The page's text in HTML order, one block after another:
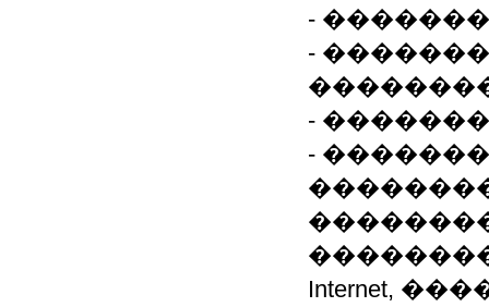
-
-
-
-
��������
Internet,